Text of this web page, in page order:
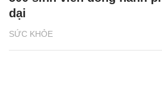
SỨC KHỎE
dại